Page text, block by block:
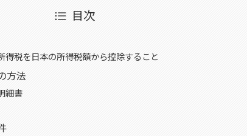
目次
得税を日本の所得税額から控除すること
方法
細書